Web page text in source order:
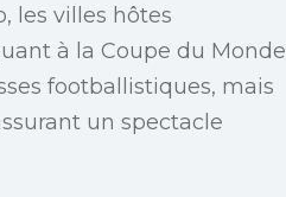
les villes hôtes
à la Coupe du Monde
footballistiques, mais
un spectacle